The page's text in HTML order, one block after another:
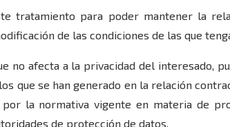
tratamiento para poder mantener la
de las condiciones de las que
no afecta a la privacidad del interesado,
que se han generado en la relación
la normativa vigente en materia de
de protección de datos.